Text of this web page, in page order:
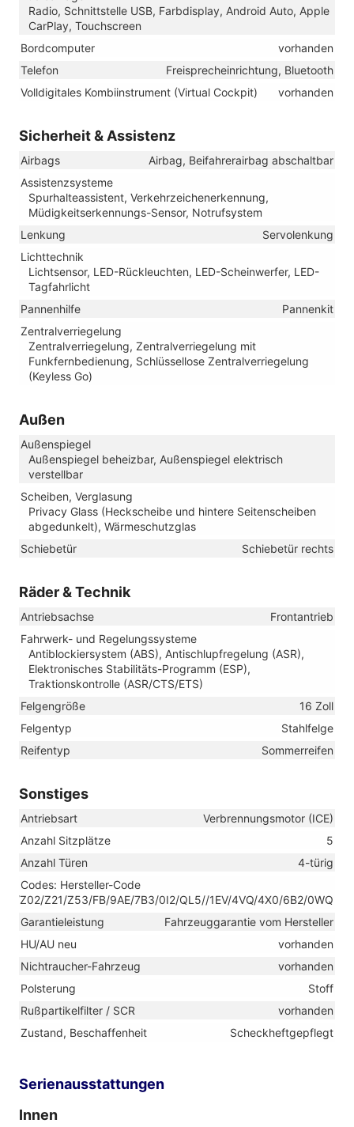
Radio, Schnittstelle USB, Farbdisplay, Android Auto, Apple
CarPlay, Touchscreen
Bordcomputer
vorhanden
Telefon
Freisprecheinrichtung, Bluetooth
Volldigitales Kombiinstrument (Virtual Cockpit)
vorhanden
Sicherheit & Assistenz
Airbags
Airbag, Beifahrerairbag abschaltbar
Assistenzsysteme
Spurhalteassistent, Verkehrzeichenerkennung,
Müdigkeitserkennungs-Sensor, Notrufsystem
Lenkung
Servolenkung
Lichttechnik
Lichtsensor, LED-Rückleuchten, LED-Scheinwerfer, LED-
Tagfahrlicht
Pannenhilfe
Pannenkit
Zentralverriegelung
Zentralverriegelung, Zentralverriegelung mit
Funkfernbedienung, Schlüssellose Zentralverriegelung
(Keyless Go)
Außen
Außenspiegel
Außenspiegel beheizbar, Außenspiegel elektrisch
verstellbar
Scheiben, Verglasung
Privacy Glass (Heckscheibe und hintere Seitenscheiben
abgedunkelt), Wärmeschutzglas
Schiebetür
Schiebetür rechts
Räder & Technik
Antriebsachse
Frontantrieb
Fahrwerk- und Regelungssysteme
Antiblockiersystem (ABS), Antischlupfregelung (ASR),
Elektronisches Stabilitäts-Programm (ESP),
Traktionskontrolle (ASR/CTS/ETS)
Felgengröße
16 Zoll
Felgentyp
Stahlfelge
Reifentyp
Sommerreifen
Sonstiges
Antriebsart
Verbrennungsmotor (ICE)
Anzahl Sitzplätze
5
Anzahl Türen
4-türig
Codes: Hersteller-Code
Z02/Z21/Z53/FB/9AE/7B3/0I2/QL5//1EV/4VQ/4X0/6B2/0WQ
Garantieleistung
Fahrzeuggarantie vom Hersteller
HU/AU neu
vorhanden
Nichtraucher-Fahrzeug
vorhanden
Polsterung
Stoff
Rußpartikelfilter / SCR
vorhanden
Zustand, Beschaffenheit
Scheckheftgepflegt
Serienausstattungen
Innen